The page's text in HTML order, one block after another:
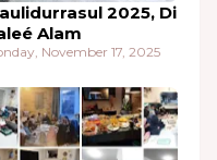
2025, Di
Alam
November 17, 2025